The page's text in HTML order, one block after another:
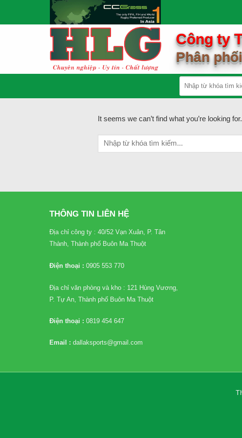
Công ty
Phân
It seems we can’t find what you’re looking
THÔNG TIN LIÊN HỆ
Địa chỉ công ty : 40/52 Vạn Xuân, P. Tân
Thành, Thành phố Buôn Ma Thuột
Điện thoại : 0905 553 770
Địa chỉ văn phòng và kho : 121 Hùng Vương,
P. Tự An, Thành phố Buôn Ma Thuột
Điện thoại : 0819 454 647
Email : dallaksports@gmail.com